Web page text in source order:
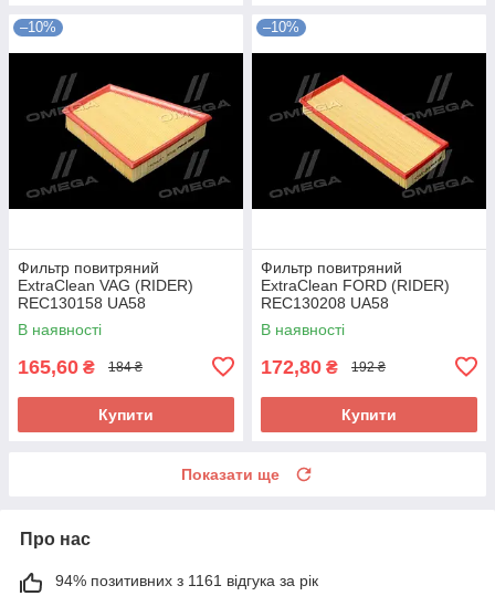
–10%
Фильтр повитряний
ExtraClean VAG (RIDER)
REC130158 UA58
В наявності
165,60 ₴ 184 ₴
Купити
–10%
Фильтр повитряний
ExtraClean FORD (RIDER)
REC130208 UA58
В наявності
172,80 ₴ 192 ₴
Купити
Показати ще
Про нас
94% позитивних з 1161 відгука за рік